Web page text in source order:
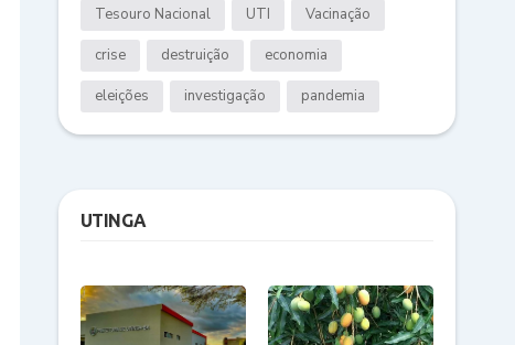
Tesouro Nacional UTI Vacinação
crise destruição economia
eleições investigação pandemia
UTINGA